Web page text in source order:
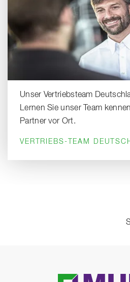
Unser Vertriebsteam
Lernen Sie unser Team
Partner vor Ort.
VERTRIEBS-TEAM